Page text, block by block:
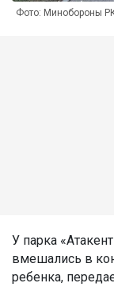
Фото: Минобороны
У парка
вмешались в
ребенка,